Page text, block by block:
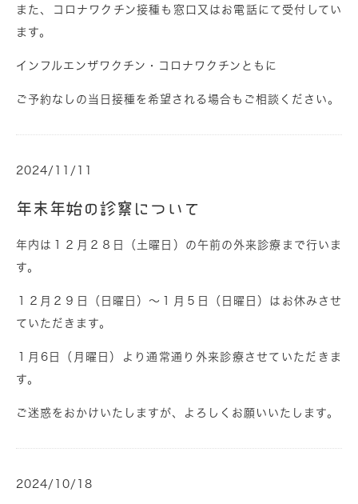
また、コロナワクチン接種も窓口又はお電話にて受付してい
ます。
インフルエンザワクチン・コロナワクチンともに
ご予約なしの当日接種を希望される場合もご相談ください。
2024/11/11
年末年始の診察について
年内は１２月２８日（土曜日）の午前の外来診療まで行いま
す。
１２月２９日（日曜日）～１月５日（日曜日）はお休みさせ
ていただきます。
１月6日（月曜日）より通常通り外来診療させていただきま
す。
ご迷惑をおかけいたしますが、よろしくお願いいたします。
2024/10/18